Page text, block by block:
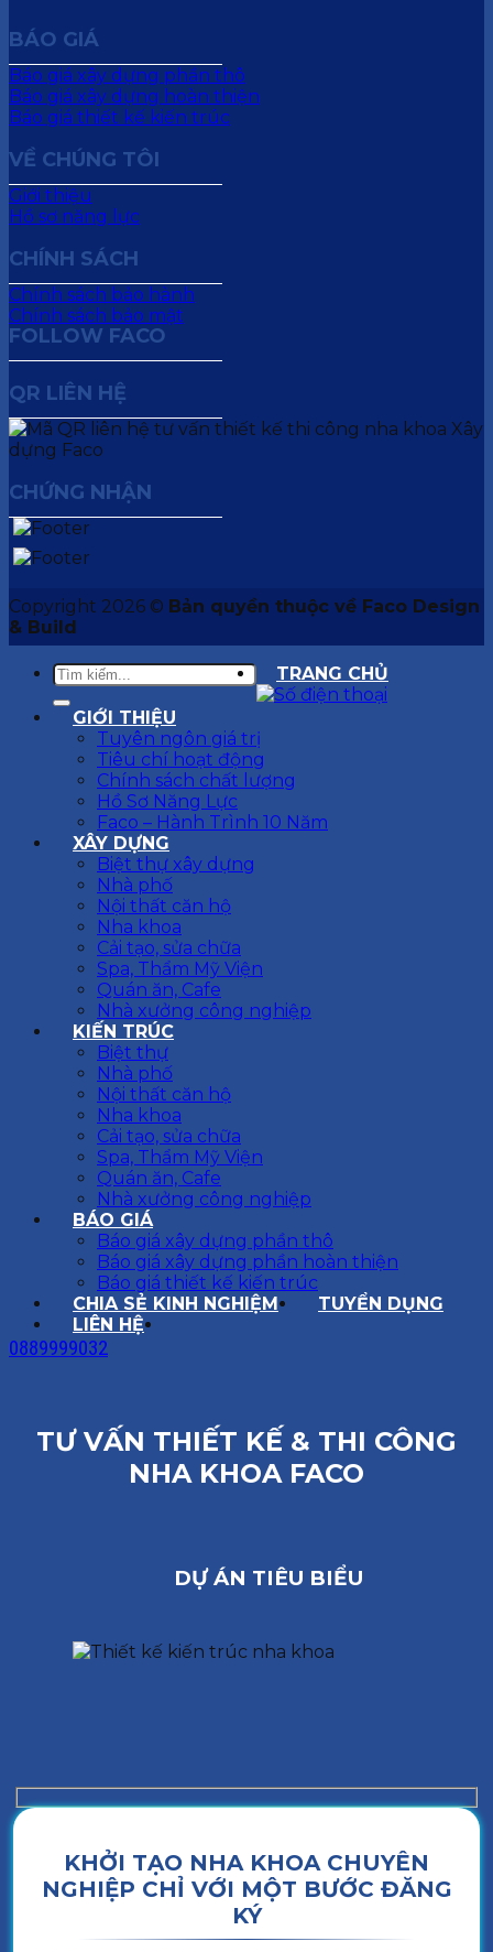
BÁO GIÁ
Báo giá xây dựng phần thô
Báo giá xây dựng hoàn thiện
Báo giá thiết kế kiến trúc
VỀ CHÚNG TÔI
Giới thiệu
Hồ sơ năng lực
CHÍNH SÁCH
Chính sách bảo hành
Chính sách bảo mật
FOLLOW FACO
QR LIÊN HỆ
CHỨNG NHẬN
Copyright 2026 © Bản quyền thuộc về Faco Design
& Build
TRANG CHỦ
GIỚI THIỆU
Tuyên ngôn giá trị
Tiêu chí hoạt động
Chính sách chất lượng
Hồ Sơ Năng Lực
Faco – Hành Trình 10 Năm
XÂY DỰNG
Biệt thự xây dựng
Nhà phố
Nội thất căn hộ
Nha khoa
Cải tạo, sửa chữa
Spa, Thẩm Mỹ Viện
Quán ăn, Cafe
Nhà xưởng công nghiệp
KIẾN TRÚC
Biệt thự
Nhà phố
Nội thất căn hộ
Nha khoa
Cải tạo, sửa chữa
Spa, Thẩm Mỹ Viện
Quán ăn, Cafe
Nhà xưởng công nghiệp
BÁO GIÁ
Báo giá xây dựng phần thô
Báo giá xây dựng phần hoàn thiện
Báo giá thiết kế kiến trúc
CHIA SẺ KINH NGHIỆM
TUYỂN DỤNG
LIÊN HỆ
0889999032
TƯ VẤN THIẾT KẾ & THI CÔNG
NHA KHOA FACO
DỰ ÁN TIÊU BIỂU
KHỞI TẠO NHA KHOA CHUYÊN
NGHIỆP CHỈ VỚI MỘT BƯỚC ĐĂNG
KÝ